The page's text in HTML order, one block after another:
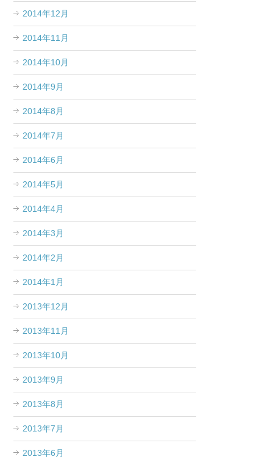
2014年12月
2014年11月
2014年10月
2014年9月
2014年8月
2014年7月
2014年6月
2014年5月
2014年4月
2014年3月
2014年2月
2014年1月
2013年12月
2013年11月
2013年10月
2013年9月
2013年8月
2013年7月
2013年6月